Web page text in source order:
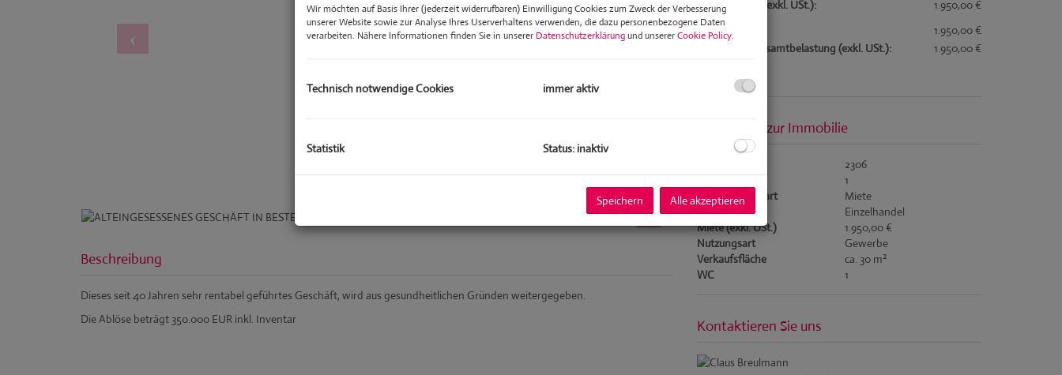
Beschreibung
Dieses seit 40 Jahren sehr rentabel geführtes Geschäft, wird aus gesundheitlichen Gründen weitergegeben.
Die Ablöse beträgt 350.000 EUR inkl. Inventar
Gesamtmiete (exkl. USt.):
1.950,00 €
Miete:
1.950,00 €
monatliche Gesamtbelastung (exkl. USt.):
1.950,00 €
Basisdaten zur Immobilie
2306
Zimmer
1
Vermarktungsart
Miete
Objektart
Einzelhandel
Miete (exkl. USt.)
1.950,00 €
Nutzungsart
Gewerbe
Verkaufsfläche
ca. 30 m2
WC 1
Kontaktieren Sie uns
Wir möchten auf Basis Ihrer (jederzeit widerrufbaren) Einwilligung Cookies zum Zweck der Verbesserung
unserer Website sowie zur Analyse Ihres Userverhaltens verwenden, die dazu personenbezogene Daten
verarbeiten. Nähere Informationen finden Sie in unserer Datenschutzerklärungund unsererCookie Policy.
Technisch notwendige Cookies immer aktiv
Statistik Status: inaktiv
Speichern Alle akzeptieren